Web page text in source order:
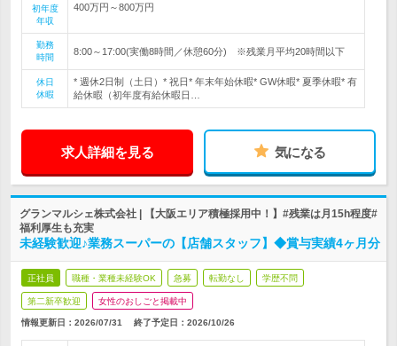
初年度
年収
400万円～800万円
勤務
時間
8:00～17:00(実働8時間／休憩60分) ※残業月平均20時間以下
休日
休暇
* 週休2日制（土日）* 祝日* 年末年始休暇* GW休暇* 夏季休暇* 有
給休暇（初年度有給休暇日…
求人詳細を見る 気になる
グランマルシェ株式会社 | 【大阪エリア積極採用中！】#残業は月15h程度#
福利厚生も充実
未経験歓迎♪業務スーパーの【店舗スタッフ】◆賞与実績4ヶ月分
正社員 職種・業種未経験OK 急募 転勤なし 学歴不問
第二新卒歓迎 女性のおしごと掲載中
情報更新日：2026/07/31 終了予定日： 2026/10/26